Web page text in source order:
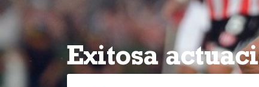
Exitosa